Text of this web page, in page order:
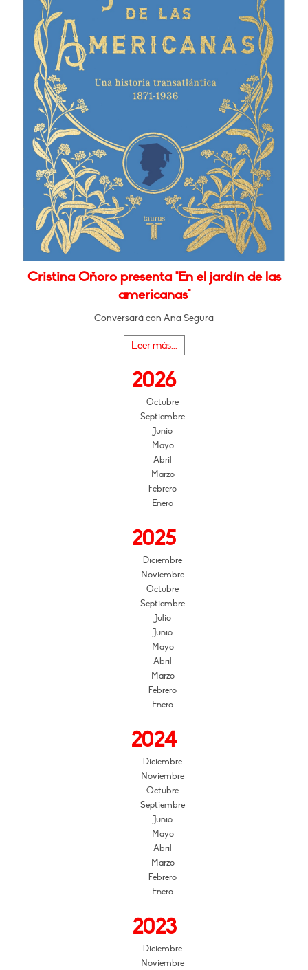
Cristina Oñoro presenta "En el jardín de las
americanas"
Conversará con Ana Segura
Leer más...
2026
Octubre
Septiembre
Junio
Mayo
Abril
Marzo
Febrero
Enero
2025
Diciembre
Noviembre
Octubre
Septiembre
Julio
Junio
Mayo
Abril
Marzo
Febrero
Enero
2024
Diciembre
Noviembre
Octubre
Septiembre
Junio
Mayo
Abril
Marzo
Febrero
Enero
2023
Diciembre
Noviembre